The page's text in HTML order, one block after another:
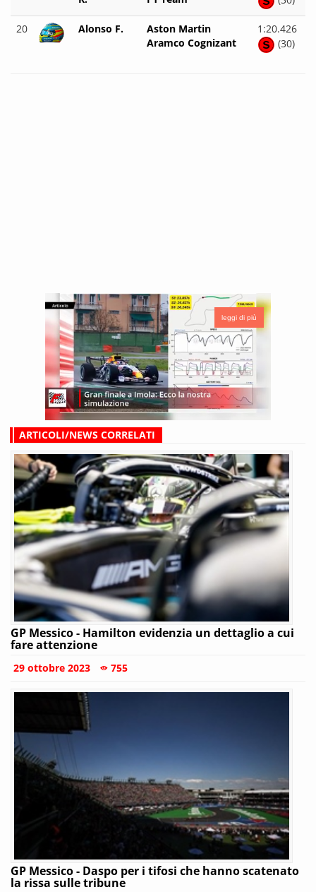
20 Alonso F.
Aston Martin
Aramco Cognizant
1:20.426
(30)
leggi di più
ARTICOLI/NEWS CORRELATI
GP Messico - Hamilton evidenzia un dettaglio a cui
fare attenzione
29 ottobre 2023 755
GP Messico - Daspo per i tifosi che hanno scatenato
la rissa sulle tribune